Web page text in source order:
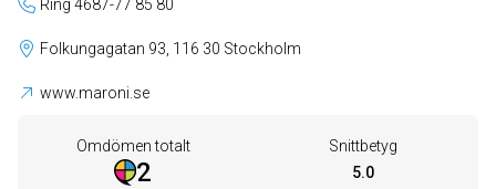
Ring 4687-77 85 80
Folkungagatan 93, 116 30 Stockholm
www.maroni.se
Omdömen totalt
2
Snittbetyg
5.0